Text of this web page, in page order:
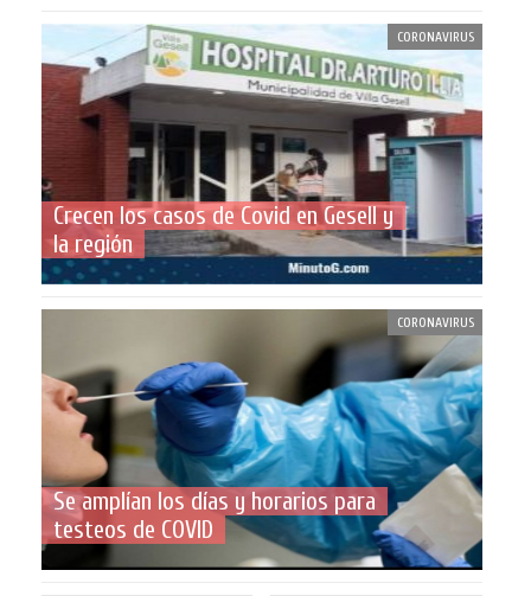
CORONAVIRUS
Crecen los casos de Covid en Gesell y
la región
CORONAVIRUS
Se amplían los días y horarios para
testeos de COVID